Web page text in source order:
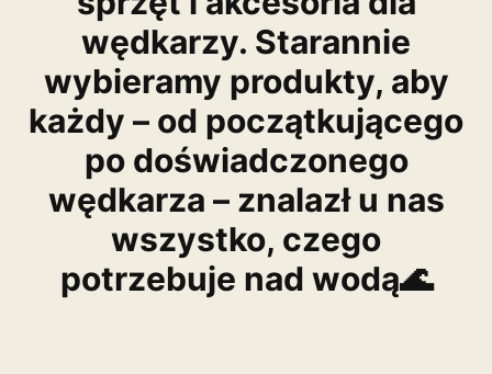
wędkarzy. Starannie
wybieramy produkty, aby
każdy – od początkującego
po doświadczonego
wędkarza – znalazł u nas
wszystko, czego
potrzebuje nad wodą🌊